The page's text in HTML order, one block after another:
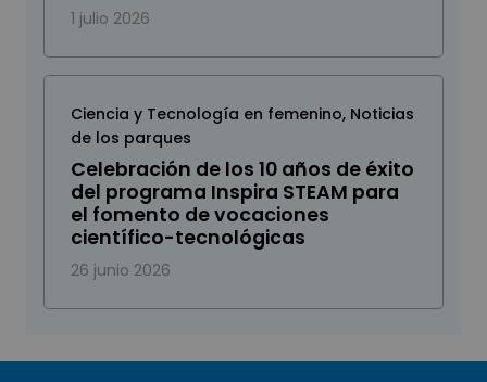
1 julio 2026
Ciencia y Tecnología en femenino, Noticias
de los parques
Celebración de los 10 años de éxito
del programa Inspira STEAM para
el fomento de vocaciones
científico-tecnológicas
26 junio 2026